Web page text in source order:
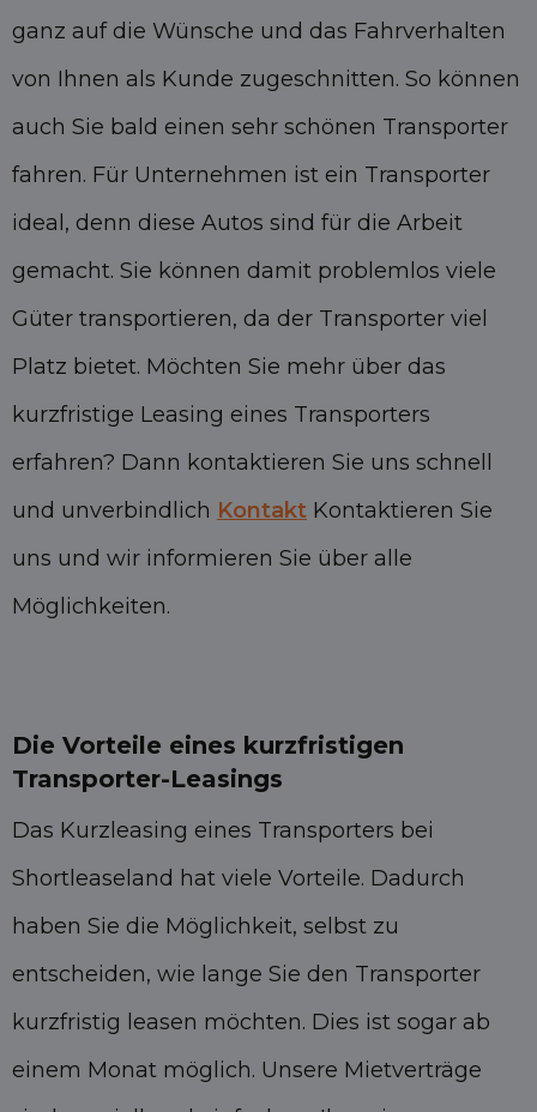
ganz auf die Wünsche und das Fahrverhalten
von Ihnen als Kunde zugeschnitten. So können
auch Sie bald einen sehr schönen Transporter
fahren. Für Unternehmen ist ein Transporter
ideal, denn diese Autos sind für die Arbeit
gemacht. Sie können damit problemlos viele
Güter transportieren, da der Transporter viel
Platz bietet. Möchten Sie mehr über das
kurzfristige Leasing eines Transporters
erfahren? Dann kontaktieren Sie uns schnell
und unverbindlich Kontakt Kontaktieren Sie
uns und wir informieren Sie über alle
Möglichkeiten.
Die Vorteile eines kurzfristigen
Transporter-Leasings
Das Kurzleasing eines Transporters bei
Shortleaseland hat viele Vorteile. Dadurch
haben Sie die Möglichkeit, selbst zu
entscheiden, wie lange Sie den Transporter
kurzfristig leasen möchten. Dies ist sogar ab
einem Monat möglich. Unsere Mietverträge